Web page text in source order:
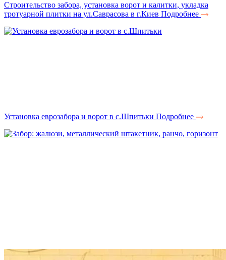
Строительство забора, установка ворот и калитки, укладка
тротуарной плитки на ул.Саврасова в г.Киев Подробнее
Установка еврозабора и ворот в с.Шпитьки Подробнее